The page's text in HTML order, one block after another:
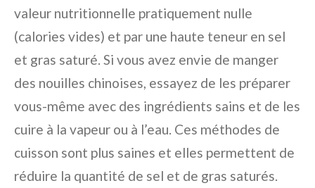
valeur nutritionnelle pratiquement nulle
(calories vides) et par une haute teneur en sel
et gras saturé. Si vous avez envie de manger
des nouilles chinoises, essayez de les préparer
vous-même avec des ingrédients sains et de les
cuire à la vapeur ou à l’eau. Ces méthodes de
cuisson sont plus saines et elles permettent de
réduire la quantité de sel et de gras saturés.